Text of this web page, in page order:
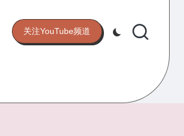
关注YouTube频道